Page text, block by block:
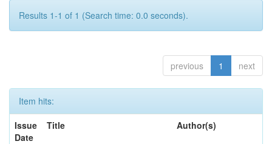
Results 1-1 of 1 (Search time: 0.0 seconds).
previous 1 next
Item hits:
Issue
Date
Title Author(s)